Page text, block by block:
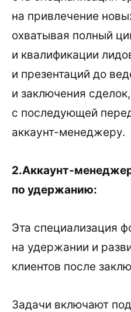
на привлечение
охватывая полный
и квалификации
и презентаций до
и заключения
с последующей
аккаунт-менеджеру.
2.Аккаунт-
по удержанию:
Эта специализация
на удержании и
клиентов после
Задачи включают